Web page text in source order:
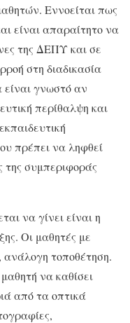
Εννοείται πως
είναι απαραίτητο να
της ΔΕΠΥ και σε
στη διαδικασία
είναι γνωστό αν
περίθαλψη και
πρέπει να ληφθεί
της συμπεριφοράς
να γίνει είναι η
Οι μαθητές με
τοποθέτηση.
να καθίσει
από τα οπτικά